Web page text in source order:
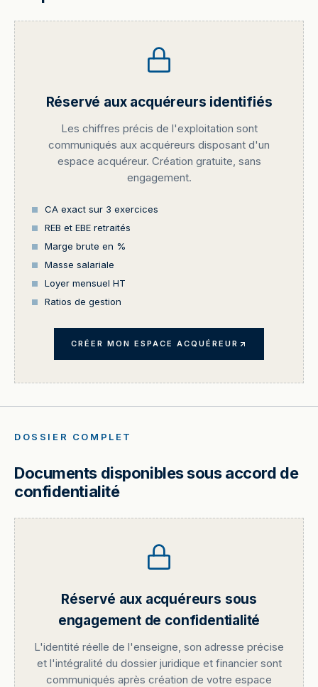
Réservé aux acquéreurs identifiés
Les chiffres précis de l'exploitation sont
communiqués aux acquéreurs disposant d'un
espace acquéreur. Création gratuite, sans
engagement.
CA exact sur 3 exercices
REB et EBE retraités
Marge brute en %
Masse salariale
Loyer mensuel HT
Ratios de gestion
CRÉER MON ESPACE ACQUÉREUR
DOSSIER COMPLET
Documents disponibles sous accord de
confidentialité
Réservé aux acquéreurs sous
engagement de confidentialité
L'identité réelle de l'enseigne, son adresse précise
et l'intégralité du dossier juridique et financier sont
communiqués après création de votre espace